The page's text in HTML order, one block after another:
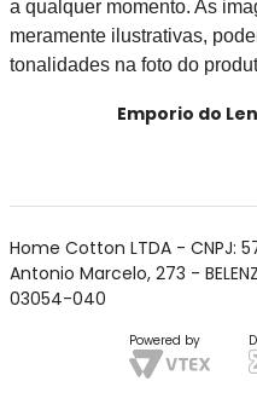
a qualquer momento. As
meramente ilustrativas,
tonalidades na foto do
Emporio do
Home Cotton LTDA - CNPJ:
Antonio Marcelo, 273 -
03054-040
Powered by